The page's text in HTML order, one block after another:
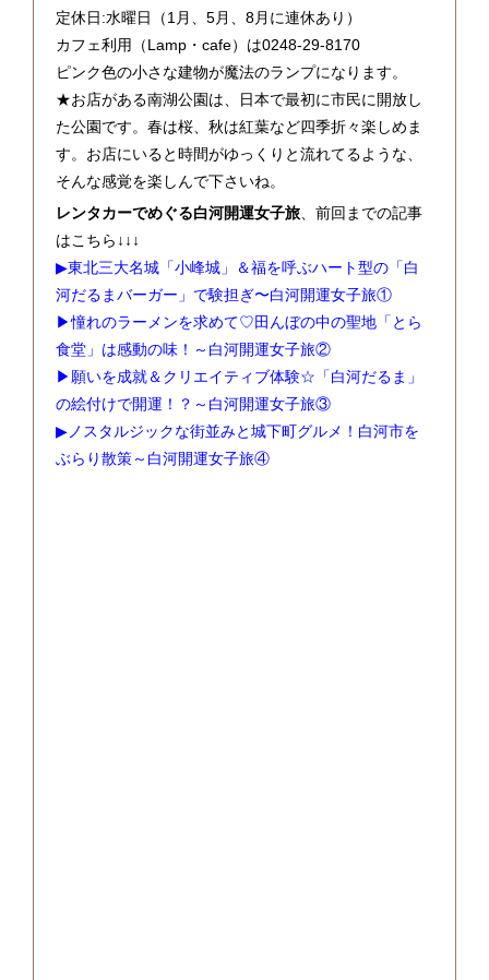
定休日:水曜日（1月、5月、8月に連休あり）
カフェ利用（Lamp・cafe）は0248-29-8170
ピンク色の小さな建物が魔法のランプになります。
★お店がある南湖公園は、日本で最初に市民に開放し
た公園です。春は桜、秋は紅葉など四季折々楽しめま
す。お店にいると時間がゆっくりと流れてるような、
そんな感覚を楽しんで下さいね。
レンタカーでめぐる白河開運女子旅、前回までの記事
はこちら↓↓↓
▶東北三大名城「小峰城」＆福を呼ぶハート型の「白
河だるまバーガー」で験担ぎ〜白河開運女子旅①
▶憧れのラーメンを求めて♡田んぼの中の聖地「とら
食堂」は感動の味！～白河開運女子旅②
▶願いを成就＆クリエイティブ体験☆「白河だるま」
の絵付けで開運！？～白河開運女子旅③
▶ノスタルジックな街並みと城下町グルメ！白河市を
ぶらり散策～白河開運女子旅④